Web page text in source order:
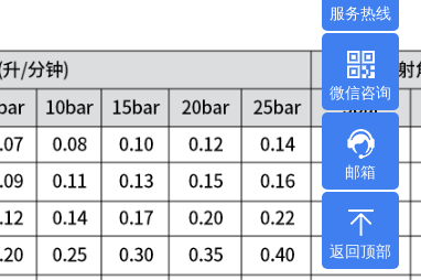
服务热线
微信咨询
邮箱
返回顶部